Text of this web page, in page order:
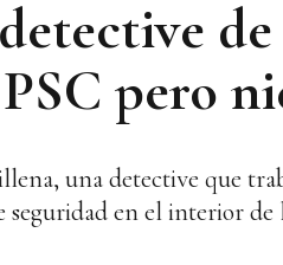
pero
una detective que
seguridad en el interior de